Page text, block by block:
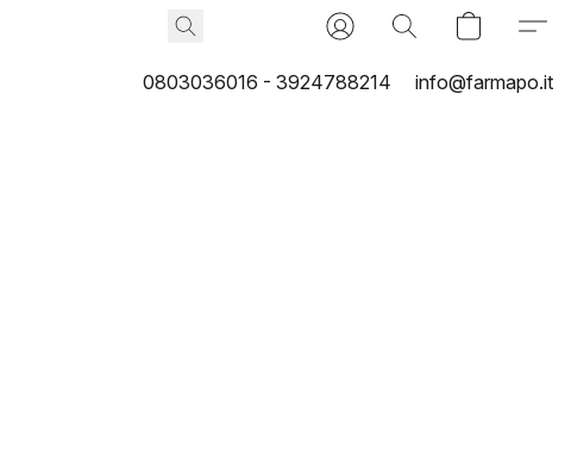
0803036016 - 3924788214 info@farmapo.it